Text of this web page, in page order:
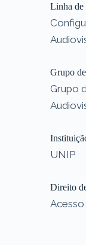
Linha de
Grupo
Grupo
UNIP
Direito